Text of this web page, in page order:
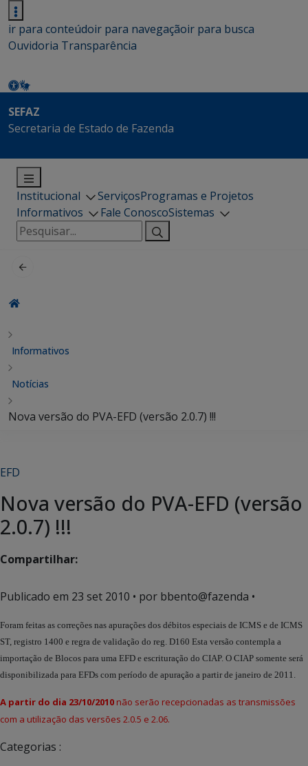
ir para conteúdoir para navegaçãoir para busca
Ouvidoria Transparência
SEFAZ
Secretaria de Estado de Fazenda
Institucional ServiçosProgramas e Projetos
Informativos
Fale ConoscoSistemas
Pesquisar
por:
Informativos
Notícias
Nova versão do PVA-EFD (versão 2.0.7) !!!
EFD
Nova versão do PVA-EFD (versão
2.0.7) !!!
Compartilhar:
Publicado em 23 set 2010 • por bbento@fazenda •
Foram feitas as correções nas apurações dos débitos especiais de ICMS e de ICMS
ST, registro 1400 e regra de validação do reg. D160 Esta versão contempla a
importação de Blocos para uma EFD e escrituração do CIAP. O CIAP somente será
disponibilizada para EFDs com período de apuração a partir de janeiro de 2011.
A partir do dia 23/10/2010 não serão recepcionadas as transmissões
com a utilização das versões 2.0.5 e 2.06.
Categorias :